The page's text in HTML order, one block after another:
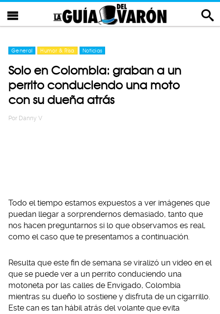
General Humor & Risa Noticias
Solo en Colombia: graban a un
perrito conduciendo una moto
con su dueña atrás
Por Danny V
Todo el tiempo estamos expuestos a ver imágenes que
puedan llegar a sorprendernos demasiado, tanto que
nos hacen preguntarnos si lo que observamos es real,
como el caso que te presentamos a continuación.
Resulta que este fin de semana se viralizó un video en el
que se puede ver a un perrito conduciendo una
motoneta por las calles de Envigado, Colombia
mientras su dueño lo sostiene y disfruta de un cigarrillo.
Este can es tan hábil atrás del volante que evita